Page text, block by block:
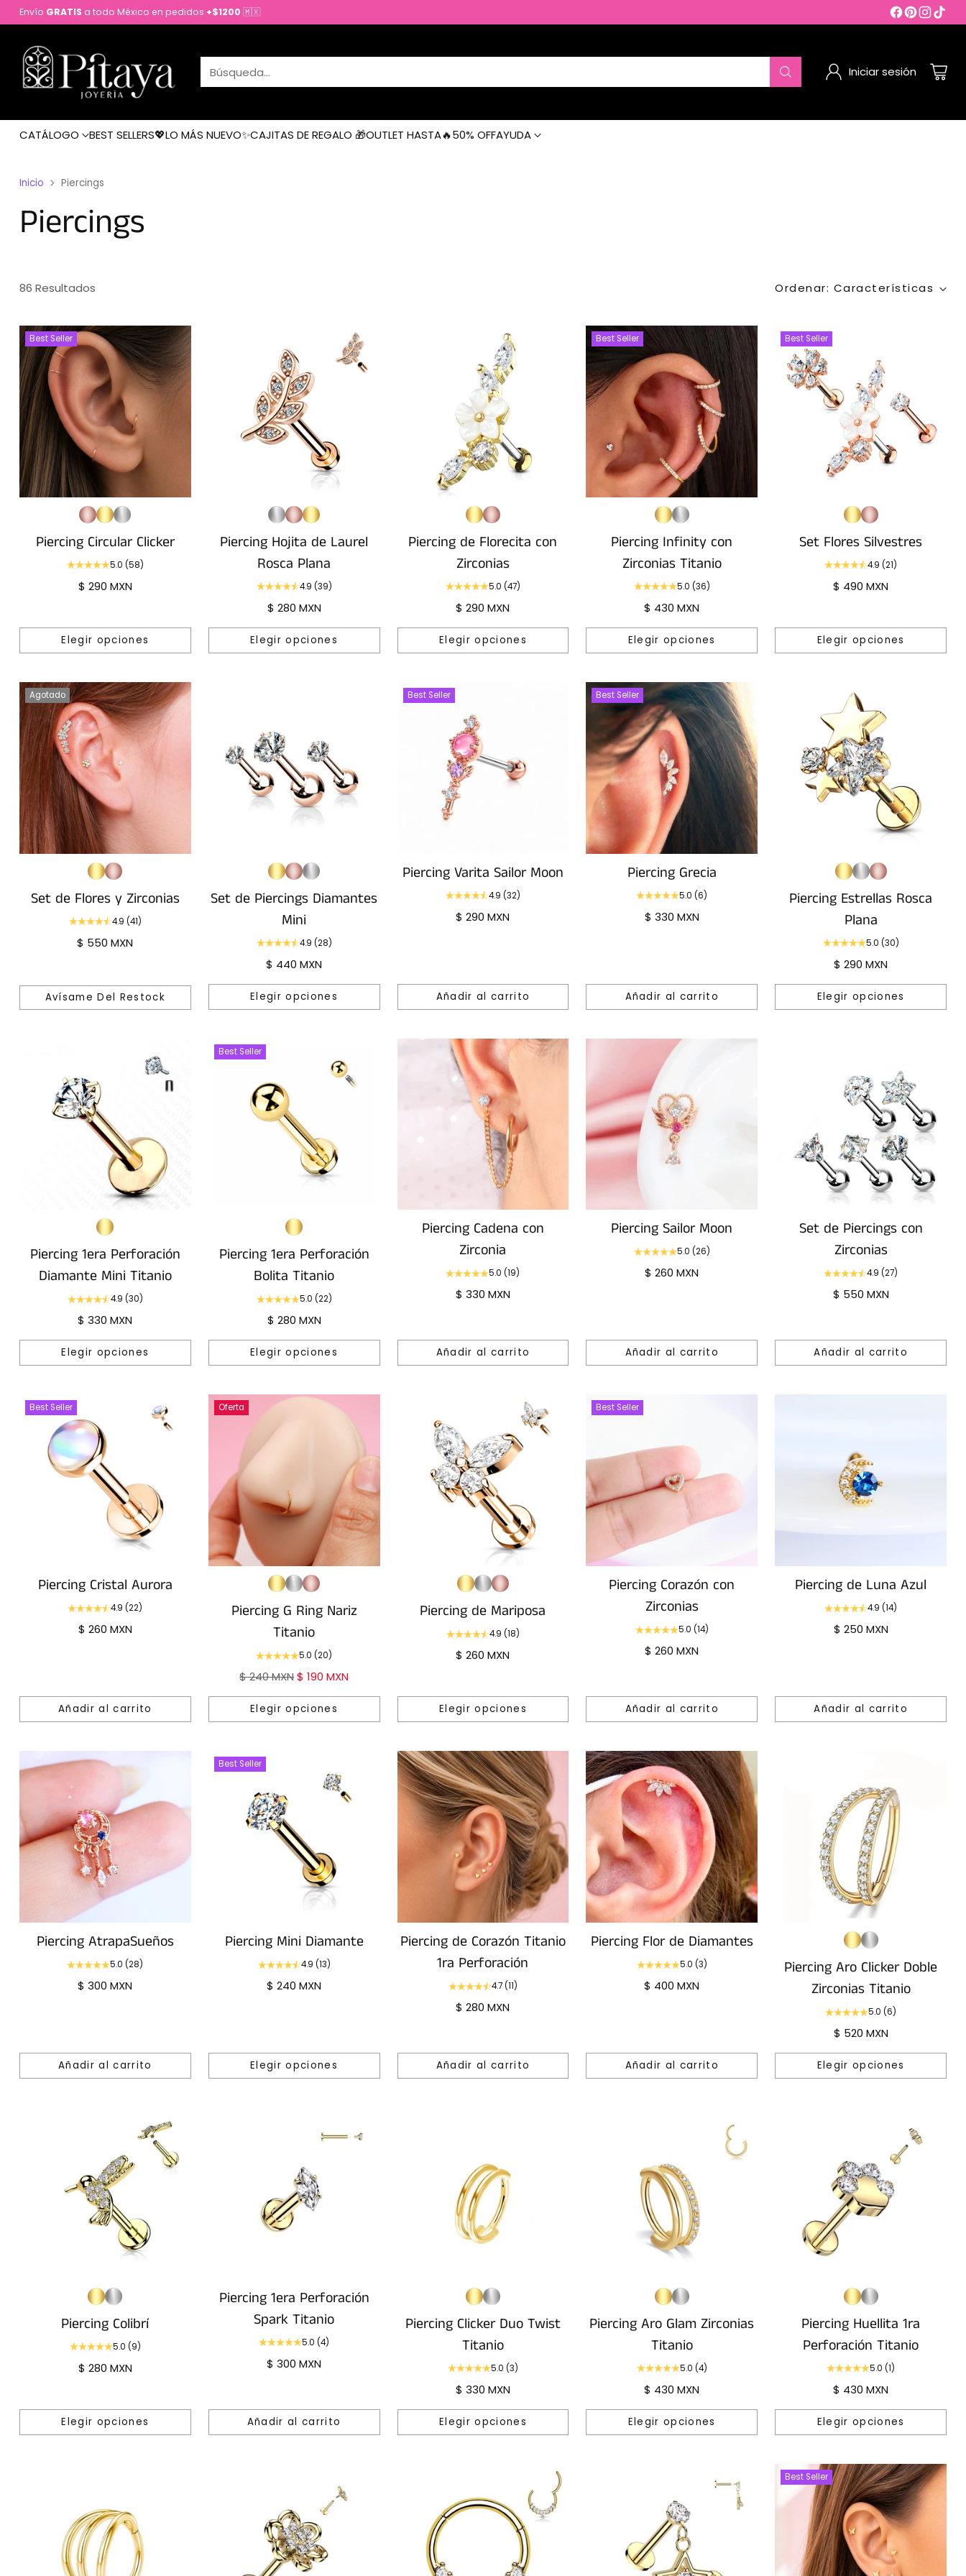
Envío GRATIS a todo México en pedidos +$1200 🇲🇽
Búsqueda… Iniciar sesión
CATÁLOGO BEST SELLERS💖LO MÁS NUEVO✨CAJITAS DE REGALO 🎁OUTLET HASTA🔥50% OFFAYUDA
Inicio Piercings
Piercings
86 Resultados Ordenar: Características
Best Seller
Piercing Circular Clicker
5.0 (58)
$ 290 MXN
Elegir opciones
Cantidad
Piercing Hojita de Laurel
Rosca Plana
4.9 (39)
$ 280 MXN
Elegir opciones
Cantidad
Piercing de Florecita con
Zirconias
5.0 (47)
$ 290 MXN
Elegir opciones
Cantidad
Best Seller
Piercing Infinity con
Zirconias Titanio
5.0 (36)
$ 430 MXN
Elegir opciones
Cantidad
Best Seller
Set Flores Silvestres
4.9 (21)
$ 490 MXN
Elegir opciones
Cantidad
Agotado
Set de Flores y Zirconias
4.9 (41)
$ 550 MXN
Avísame Del Restock
Set de Piercings Diamantes
Mini
4.9 (28)
$ 440 MXN
Elegir opciones
Cantidad
Best Seller
Piercing Varita Sailor Moon
4.9 (32)
$ 290 MXN
Añadir al carrito
Cantidad
Best Seller
Piercing Grecia
5.0 (6)
$ 330 MXN
Añadir al carrito
Cantidad
Piercing Estrellas Rosca
Plana
5.0 (30)
$ 290 MXN
Elegir opciones
Cantidad
Piercing 1era Perforación
Diamante Mini Titanio
4.9 (30)
$ 330 MXN
Elegir opciones
Cantidad
Best Seller
Piercing 1era Perforación
Bolita Titanio
5.0 (22)
$ 280 MXN
Elegir opciones
Cantidad
Piercing Cadena con
Zirconia
5.0 (19)
$ 330 MXN
Añadir al carrito
Cantidad
Piercing Sailor Moon
5.0 (26)
$ 260 MXN
Añadir al carrito
Cantidad
Set de Piercings con
Zirconias
4.9 (27)
$ 550 MXN
Añadir al carrito
Cantidad
Best Seller
Piercing Cristal Aurora
4.9 (22)
$ 260 MXN
Añadir al carrito
Cantidad
Oferta
Piercing G Ring Nariz
Titanio
5.0 (20)
Precio
$ 240 MXN$ 190 MXN
Elegir opciones
Cantidad
Piercing de Mariposa
4.9 (18)
$ 260 MXN
Elegir opciones
Cantidad
Best Seller
Piercing Corazón con
Zirconias
5.0 (14)
$ 260 MXN
Añadir al carrito
Cantidad
Piercing de Luna Azul
4.9 (14)
$ 250 MXN
Añadir al carrito
Cantidad
Piercing AtrapaSueños
5.0 (28)
$ 300 MXN
Añadir al carrito
Cantidad
Best Seller
Piercing Mini Diamante
4.9 (13)
$ 240 MXN
Elegir opciones
Cantidad
Piercing de Corazón Titanio
1ra Perforación
4.7 (11)
$ 280 MXN
Añadir al carrito
Cantidad
Piercing Flor de Diamantes
5.0 (3)
$ 400 MXN
Añadir al carrito
Cantidad
Piercing Aro Clicker Doble
Zirconias Titanio
5.0 (6)
$ 520 MXN
Elegir opciones
Cantidad
Piercing Colibrí
5.0 (9)
$ 280 MXN
Elegir opciones
Cantidad
Piercing 1era Perforación
Spark Titanio
5.0 (4)
$ 300 MXN
Añadir al carrito
Cantidad
Piercing Clicker Duo Twist
Titanio
5.0 (3)
$ 330 MXN
Elegir opciones
Cantidad
Piercing Aro Glam Zirconias
Titanio
5.0 (4)
$ 430 MXN
Elegir opciones
Cantidad
Piercing Huellita 1ra
Perforación Titanio
5.0 (1)
$ 430 MXN
Elegir opciones
Cantidad
Best Seller